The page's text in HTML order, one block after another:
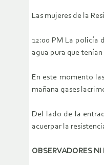
Las mujeres de la
12:00 PM La policía
agua pura que
En este momento
mañana gases
Del lado de la
acuerpar la
OBSERVADORES